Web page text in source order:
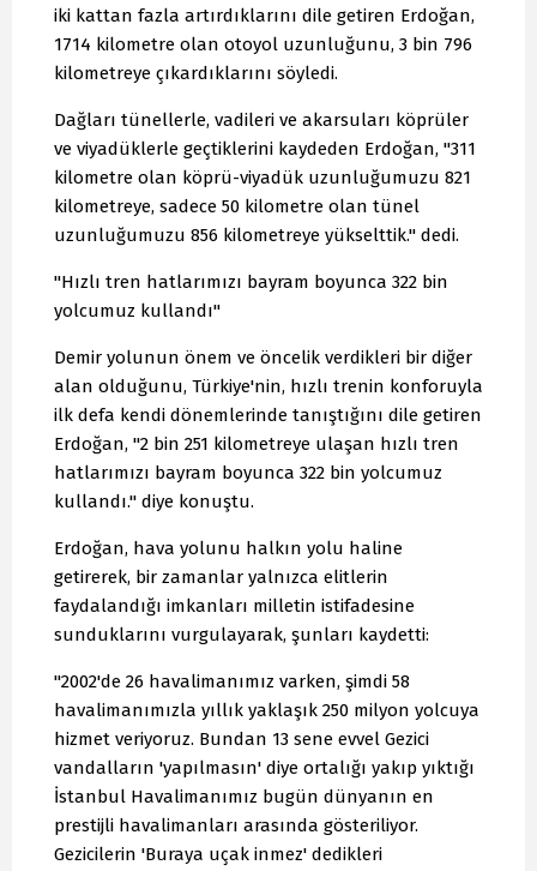
iki kattan fazla artırdıklarını dile getiren Erdoğan,
1714 kilometre olan otoyol uzunluğunu, 3 bin 796
kilometreye çıkardıklarını söyledi.
Dağları tünellerle, vadileri ve akarsuları köprüler
ve viyadüklerle geçtiklerini kaydeden Erdoğan, "311
kilometre olan köprü-viyadük uzunluğumuzu 821
kilometreye, sadece 50 kilometre olan tünel
uzunluğumuzu 856 kilometreye yükselttik." dedi.
"Hızlı tren hatlarımızı bayram boyunca 322 bin
yolcumuz kullandı"
Demir yolunun önem ve öncelik verdikleri bir diğer
alan olduğunu, Türkiye'nin, hızlı trenin konforuyla
ilk defa kendi dönemlerinde tanıştığını dile getiren
Erdoğan, "2 bin 251 kilometreye ulaşan hızlı tren
hatlarımızı bayram boyunca 322 bin yolcumuz
kullandı." diye konuştu.
Erdoğan, hava yolunu halkın yolu haline
getirerek, bir zamanlar yalnızca elitlerin
faydalandığı imkanları milletin istifadesine
sunduklarını vurgulayarak, şunları kaydetti:
"2002'de 26 havalimanımız varken, şimdi 58
havalimanımızla yıllık yaklaşık 250 milyon yolcuya
hizmet veriyoruz. Bundan 13 sene evvel Gezici
vandalların 'yapılmasın' diye ortalığı yakıp yıktığı
İstanbul Havalimanımız bugün dünyanın en
prestijli havalimanları arasında gösteriliyor.
Gezicilerin 'Buraya uçak inmez' dedikleri